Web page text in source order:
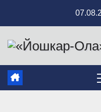
содержимому